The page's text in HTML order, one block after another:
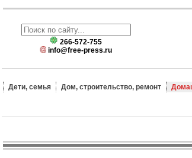
266-572-755
info@free-press.ru
Дети, семья Дом, строительство, ремонт